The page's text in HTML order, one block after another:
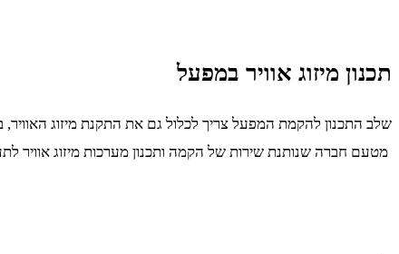
תכנון מיזוג אוויר במפעל
שלב התכנון להקמת המפעל צריך לכלול גם את התקנת מיזוג
מטעם חברה שנותנת שירות של הקמה ותכנון מערכות מיזוג אוויר